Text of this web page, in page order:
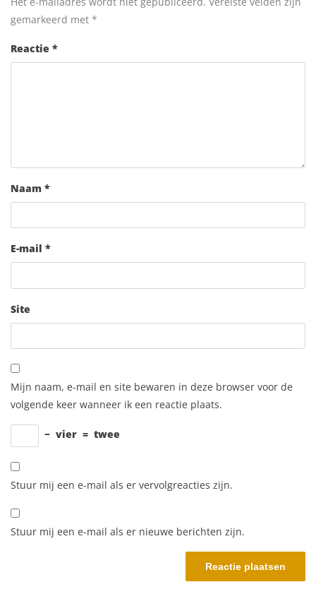
gemarkeerd met *
Reactie *
Naam *
E-mail *
Site
Mijn naam, e-mail en site bewaren in deze browser voor de
volgende keer wanneer ik een reactie plaats.
− vier = twee
Stuur mij een e-mail als er vervolgreacties zijn.
Stuur mij een e-mail als er nieuwe berichten zijn.